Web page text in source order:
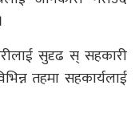
सुदृढ स् सहकारी
तहमा सहकार्यलाई